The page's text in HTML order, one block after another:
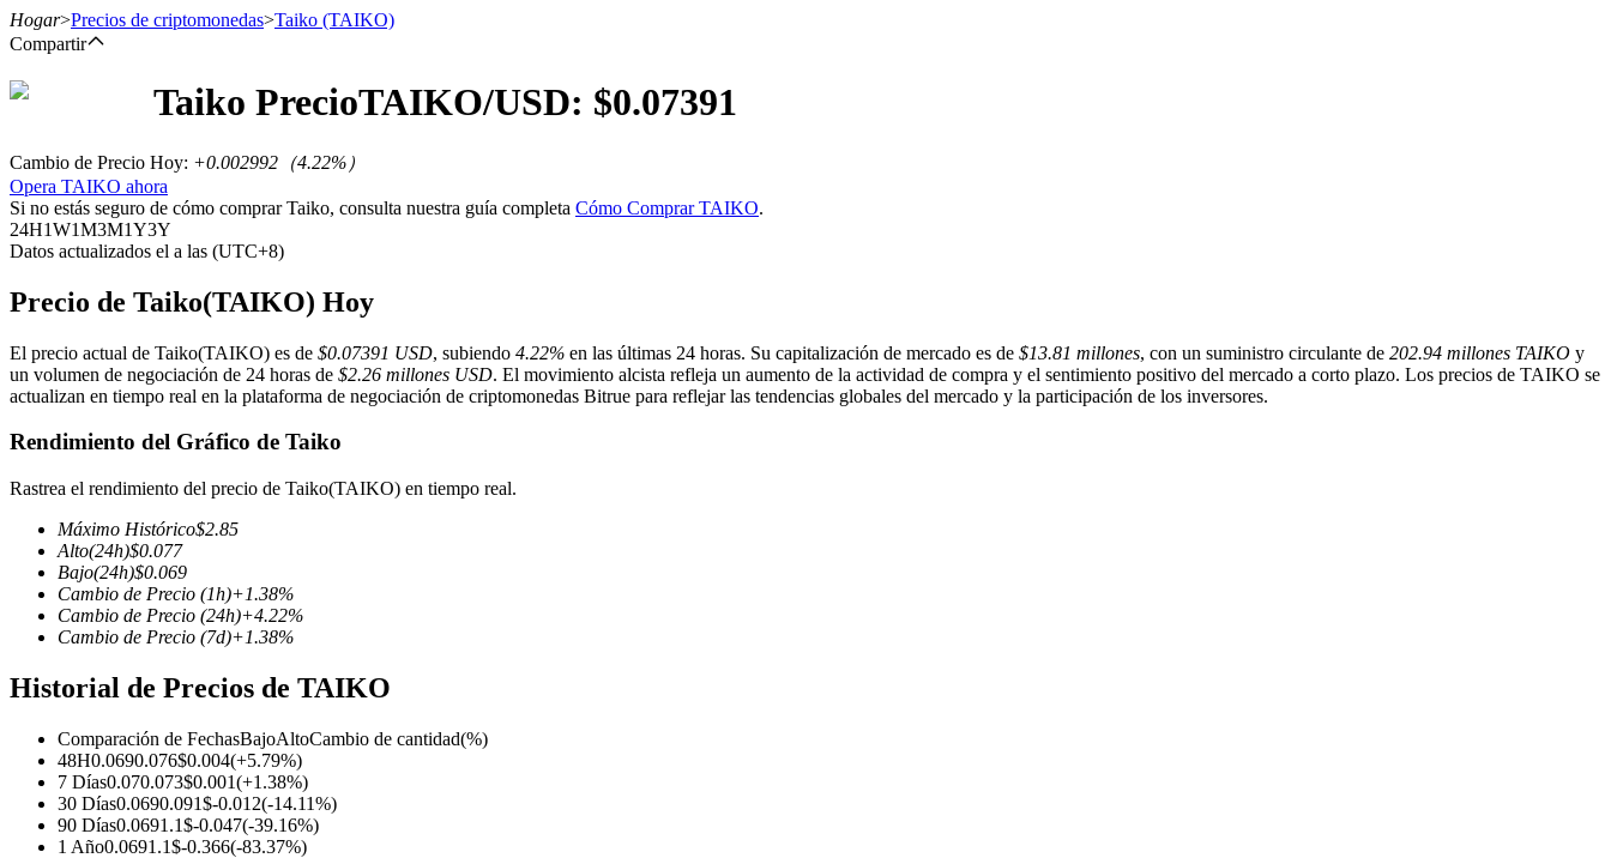
Futuros del USDT
Futuros que utilizan USDT como garantía
Futuros COIN-M
Futuros de criptomonedas
TradFi
Derivados de acciones, divisas, metales preciosos y materias primas
Hogar>Precios de criptomonedas>Taiko (TAIKO)
Compartir
Taiko PrecioTAIKO/USD: $0.07391
Cambio de Precio Hoy: +0.002992 （4.22%）
Opera TAIKO ahora
Si no estás seguro de cómo comprar Taiko, consulta nuestra guía completa Cómo Comprar TAIKO.
24H1W1M3M1Y3Y
Datos actualizados el a las (UTC+8)
Precio de Taiko(TAIKO) Hoy
El precio actual de Taiko(TAIKO) es de $0.07391 USD, subiendo 4.22% en las últimas 24 horas. Su capitalización de mercado es de $13.81 millones, con un suministro circulante de 202.94 millones TAIKO y
un volumen de negociación de 24 horas de $2.26 millones USD. El movimiento alcista refleja un aumento de la actividad de compra y el sentimiento positivo del mercado a corto plazo. Los precios de TAIKO se
actualizan en tiempo real en la plataforma de negociación de criptomonedas Bitrue para reflejar las tendencias globales del mercado y la participación de los inversores.
Rendimiento del Gráfico de Taiko
Rastrea el rendimiento del precio de Taiko(TAIKO) en tiempo real.
Máximo Histórico$2.85
Alto(24h)$0.077
Bajo(24h)$0.069
Cambio de Precio (1h)+1.38%
Cambio de Precio (24h)+4.22%
Cambio de Precio (7d)+1.38%
Historial de Precios de TAIKO
Comparación de FechasBajoAltoCambio de cantidad(%)
48H0.0690.076$0.004(+5.79%)
7 Días0.070.073$0.001(+1.38%)
30 Días0.0690.091$-0.012(-14.11%)
90 Días0.0691.1$-0.047(-39.16%)
1 Año0.0691.1$-0.366(-83.37%)